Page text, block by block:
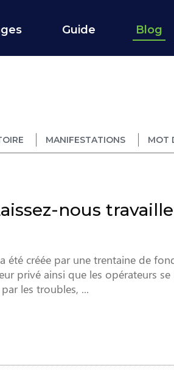
Guide Blog
MANIFESTATIONS MOT
nous
été créée par une trentaine de
privé ainsi que les opérateurs se
les troubles, ...